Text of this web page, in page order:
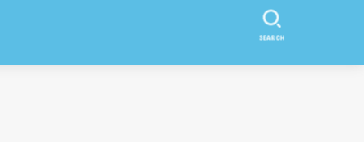
SEARCH